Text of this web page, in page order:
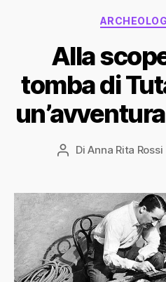
Alla
tomba di
Autore
DiAnna Rita Rossi